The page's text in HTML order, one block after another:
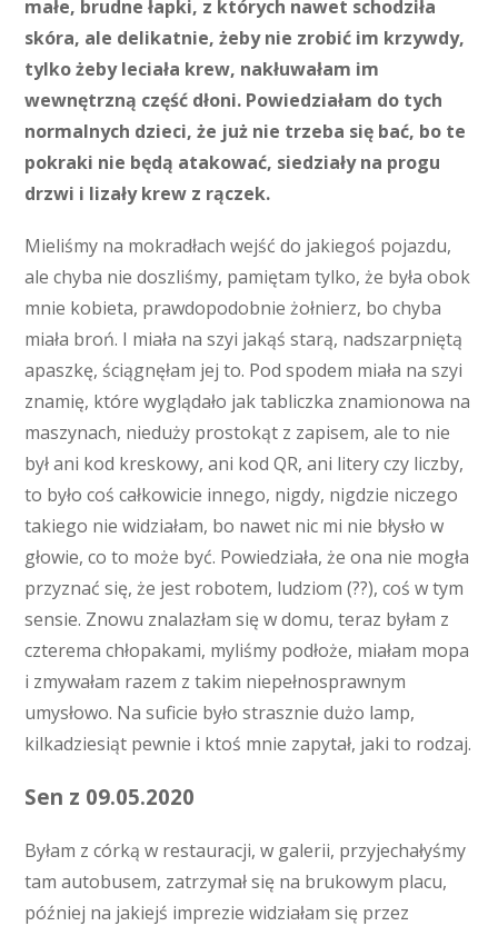
małe, brudne łapki, z których nawet schodziła
skóra, ale delikatnie, żeby nie zrobić im krzywdy,
tylko żeby leciała krew, nakłuwałam im
wewnętrzną część dłoni. Powiedziałam do tych
normalnych dzieci, że już nie trzeba się bać, bo te
pokraki nie będą atakować, siedziały na progu
drzwi i lizały krew z rączek.
Mieliśmy na mokradłach wejść do jakiegoś pojazdu,
ale chyba nie doszliśmy, pamiętam tylko, że była obok
mnie kobieta, prawdopodobnie żołnierz, bo chyba
miała broń. I miała na szyi jakąś starą, nadszarpniętą
apaszkę, ściągnęłam jej to. Pod spodem miała na szyi
znamię, które wyglądało jak tabliczka znamionowa na
maszynach, nieduży prostokąt z zapisem, ale to nie
był ani kod kreskowy, ani kod QR, ani litery czy liczby,
to było coś całkowicie innego, nigdy, nigdzie niczego
takiego nie widziałam, bo nawet nic mi nie błysło w
głowie, co to może być. Powiedziała, że ona nie mogła
przyznać się, że jest robotem, ludziom (??), coś w tym
sensie. Znowu znalazłam się w domu, teraz byłam z
czterema chłopakami, myliśmy podłoże, miałam mopa
i zmywałam razem z takim niepełnosprawnym
umysłowo. Na suficie było strasznie dużo lamp,
kilkadziesiąt pewnie i ktoś mnie zapytał, jaki to rodzaj.
Sen z 09.05.2020
Byłam z córką w restauracji, w galerii, przyjechałyśmy
tam autobusem, zatrzymał się na brukowym placu,
później na jakiejś imprezie widziałam się przez